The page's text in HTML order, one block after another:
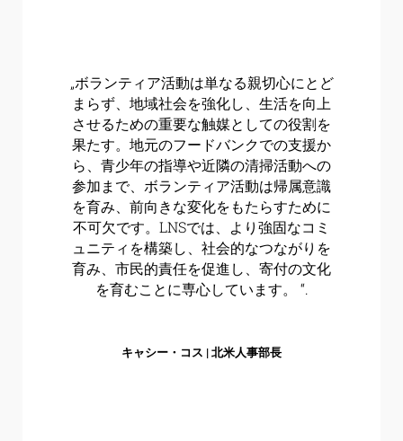
„ボランティア活動は単なる親切心にとど
まらず、地域社会を強化し、生活を向上
させるための重要な触媒としての役割を
果たす。地元のフードバンクでの支援か
ら、青少年の指導や近隣の清掃活動への
参加まで、ボランティア活動は帰属意識
を育み、前向きな変化をもたらすために
不可欠です。LNSでは、より強固なコミ
ュニティを構築し、社会的なつながりを
育み、市民的責任を促進し、寄付の文化
を育むことに専心しています。 “.
キャシー・コス | 北米人事部長